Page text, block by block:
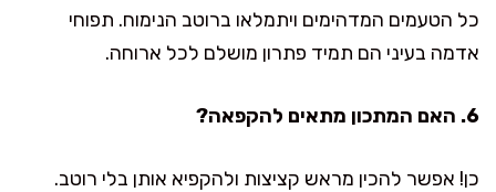
כל הטעמים המדהימים ויתמלאו ברוטב הנימוח. תפוחי
אדמה בעיני הם תמיד פתרון מושלם לכל ארוחה.
6. האם המתכון מתאים להקפאה?
כן! אפשר להכין מראש קציצות ולהקפיא אותן בלי רוטב.